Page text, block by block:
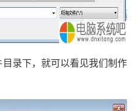
录下，就可以看见我们制作